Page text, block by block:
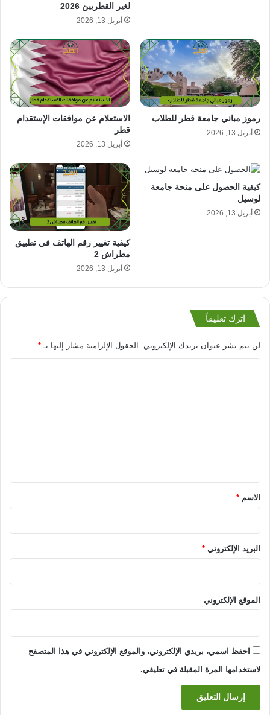
لغير القطريين 2026
أبريل 13, 2026
رموز مباني جامعة قطر للطلاب
أبريل 13, 2026
الاستعلام عن موافقات الإستقدام
قطر
أبريل 13, 2026
كيفية الحصول على منحة جامعة
لوسيل
أبريل 13, 2026
كيفية تغيير رقم الهاتف في تطبيق
مطراش 2
أبريل 13, 2026
اترك تعليقاً
لن يتم نشر عنوان بريدك الإلكتروني. الحقول الإلزامية مشار إليها بـ *
*الاسم *
البريد الإلكتروني *
الموقع الإلكتروني
احفظ اسمي، بريدي الإلكتروني، والموقع الإلكتروني في هذا المتصفح
لاستخدامها المرة المقبلة في تعليقي.